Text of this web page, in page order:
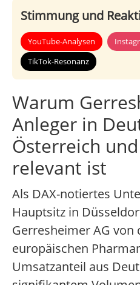
Stimmung und
YouTube-Analysen
TikTok-Resonanz
Warum
Anleger in
Österreich
relevant ist
Als DAX-notiertes
Hauptsitz in
Gerresheimer AG von
europäischen
Umsatzanteil aus